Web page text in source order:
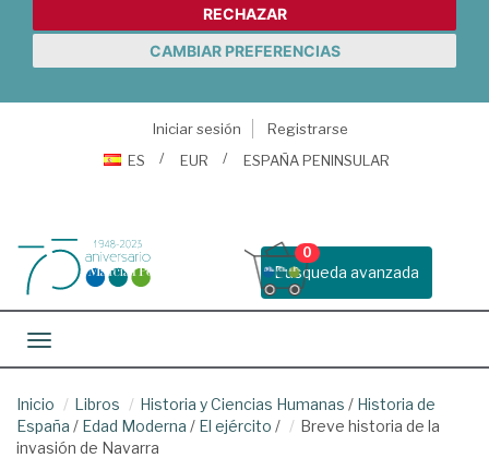
RECHAZAR
CAMBIAR PREFERENCIAS
Iniciar sesión
Registrarse
ES
EUR ESPAÑA PENINSULAR
Busqueda avanzada
0
Toggle navigation
Inicio Libros Historia y Ciencias Humanas / Historia de
España / Edad Moderna / El ejército /
Breve historia de la
invasión de Navarra